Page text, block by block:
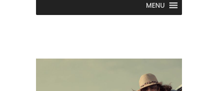
MENU